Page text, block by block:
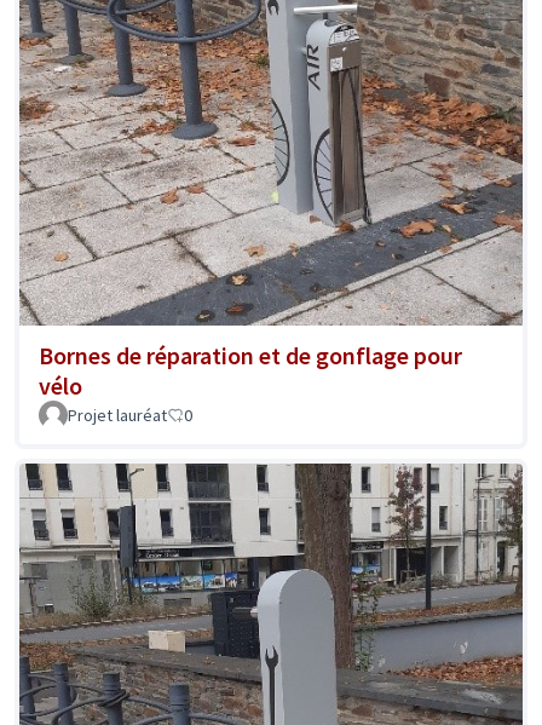
Bornes de réparation et de gonflage pour
vélo
Projet lauréat 0